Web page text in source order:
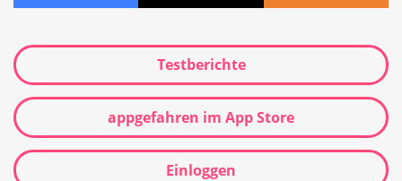
Testberichte
appgefahren im App Store
Einloggen